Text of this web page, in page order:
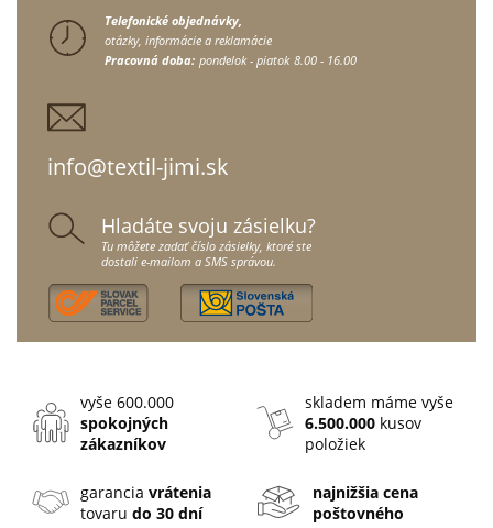
Telefonické objednávky,
otázky, informácie a reklamácie
Pracovná doba: pondelok - piatok 8.00 - 16.00
info@textil-jimi.sk
Hladáte svoju zásielku?
Tu môžete zadať číslo zásielky, ktoré ste
dostali e-mailom a SMS správou.
vyše 600.000
spokojných
zákazníkov
skladem máme vyše
6.500.000 kusov
položiek
garanciavrátenia
tovarudo 30 dní
najnižšia cena
poštovného